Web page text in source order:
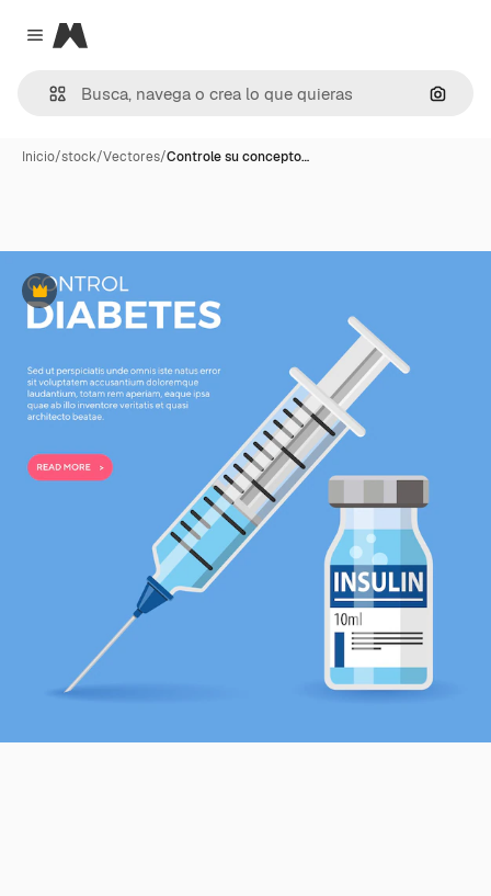
Close menu
Magnific
Inicio/stock/Vectores/Controle su concepto…
Premium